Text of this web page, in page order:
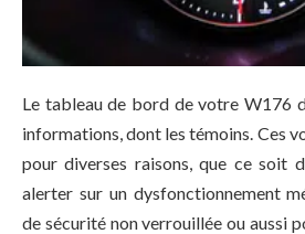
Le tableau de bord de votre W176
informations, dont les témoins. Ces
pour diverses raisons, que ce soit
alerter sur un dysfonctionnement
de sécurité non verrouillée ou aussi